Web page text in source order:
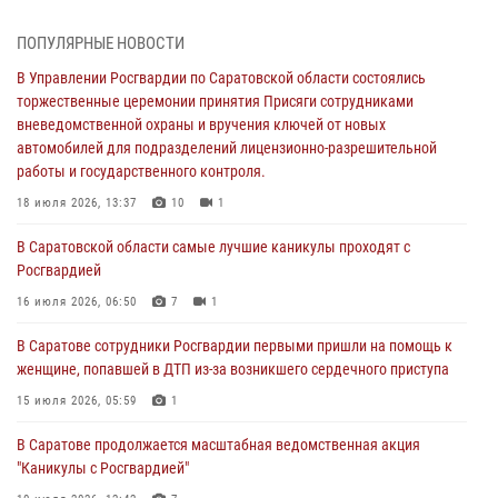
В Саратовской области самые лучшие каникулы проходят с
Росгвардией
16 июля 2026, 06:50 7 1
В Саратове сотрудники Росгвардии первыми пришли на помощь к
женщине, попавшей в ДТП из-за возникшего сердечного приступа
В Саратове продолжается масштабная ведомственная акция
"Каникулы с Росгвардией"
В Саратовской области при содействии спецназа Росгвардии
задержан подозреваемый в незаконном обороте наркотиков
В Саратове для семей военнослужащих и сотрудников Росгвардии
ПОПУЛЯРНЫЕ НОВОСТИ
В Управлении Росгвардии по Саратовской области состоялись
торжественные церемонии принятия Присяги сотрудниками
вневедомственной охраны и вручения ключей от новых
автомобилей для подразделений лицензионно-разрешительной
работы и государственного контроля.
18 июля 2026, 13:37 10 1
В Саратовской области самые лучшие каникулы проходят с
Росгвардией
16 июля 2026, 06:50 7 1
В Саратове сотрудники Росгвардии первыми пришли на помощь к
женщине, попавшей в ДТП из-за возникшего сердечного приступа
15 июля 2026, 05:59 1
В Саратове продолжается масштабная ведомственная акция
"Каникулы с Росгвардией"